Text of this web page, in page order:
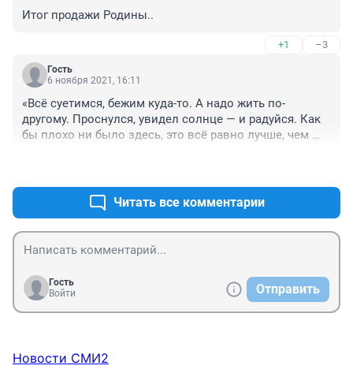
Итог продажи Родины..
+1 –3
Гость
6 ноября 2021, 16:11
«Всё суетимся, бежим куда-то. А надо жить по-
другому. Проснулся, увидел солнце — и радуйся. Как
бы плохо ни было здесь, это всё равно лучше, чем
Читать все комментарии
Гость
Войти
Отправить
Новости СМИ2